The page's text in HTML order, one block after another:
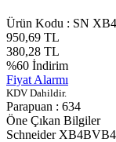
Ürün Kodu : SN
950,69 TL
380,28 TL
%60 İndirim
Fiyat Alarmı
KDV Dahildir.
Parapuan : 634
Öne Çıkan Bilgiler
Schneider XB4BVB4